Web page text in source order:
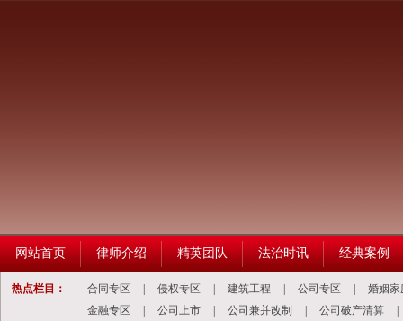
网站首页 律师介绍 精英团队 法治时讯 经典案例
热点栏目： 合同专区 侵权专区 建筑工程 公司专区
婚姻家
金融专区
公司上市 公司兼并改制 公司破产清算